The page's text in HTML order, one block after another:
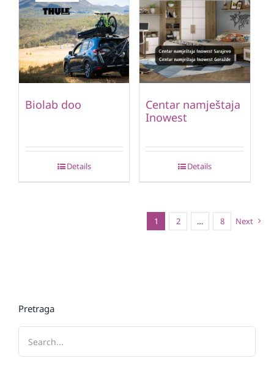
Biolab doo
Details
Centar namještaja
Inowest
Details
1 2 … 8 Next
Pretraga